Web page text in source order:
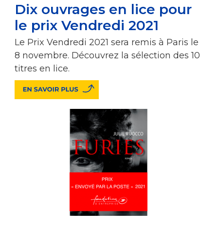
Dix ouvrages en lice pour
le prix Vendredi 2021
​Le Prix Vendredi 2021 sera remis à Paris le
8 novembre. Découvrez la sélection des 10
titres en lice.